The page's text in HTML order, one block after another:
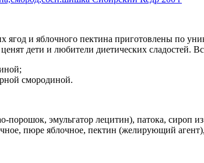
ягод и яблочного пектина приготовлены по
дети и любители диетических сладостей.
смородиной.
порошок, эмульгатор лецитин), патока,
пюре яблочное, пектин (желирующий агент),